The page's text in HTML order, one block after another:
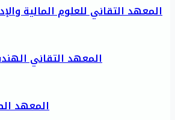
المعهد التقاني للعلوم المالية
المعهد التقاني
المعهد